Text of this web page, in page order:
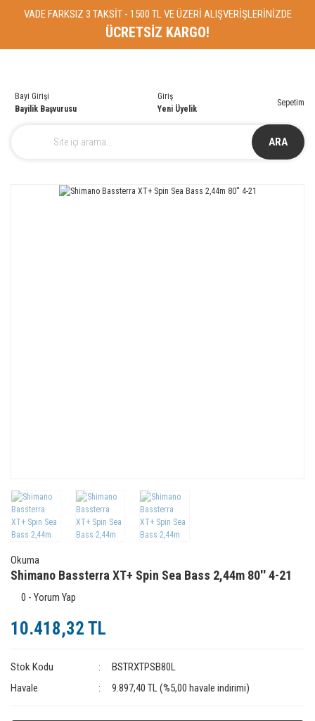
VADE FARKSIZ 3 TAKSİT - 1500 TL VE ÜZERİ ALIŞVERİŞLERİNİZDE
ÜCRETSİZ KARGO!
ARA
Bayi Girişi
Bayilik Başvurusu
Giriş
Yeni Üyelik
Sepetim
Okuma
Shimano Bassterra XT+ Spin Sea Bass 2,44m 80'' 4-21
0 - Yorum Yap
10.418,32 TL
Stok Kodu
BSTRXTPSB80L
Havale
9.897,40 TL (%5,00 havale indirimi)